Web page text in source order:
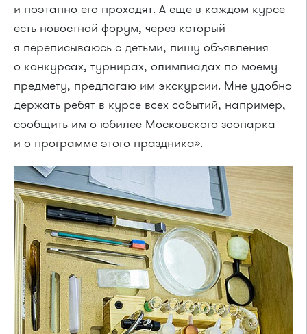
и поэтапно его проходят. А еще в каждом курсе
есть новостной форум, через который
я переписываюсь с детьми, пишу объявления
о конкурсах, турнирах, олимпиадах по моему
предмету, предлагаю им экскурсии. Мне удобно
держать ребят в курсе всех событий, например,
сообщить им о юбилее Московского зоопарка
и о программе этого праздника».